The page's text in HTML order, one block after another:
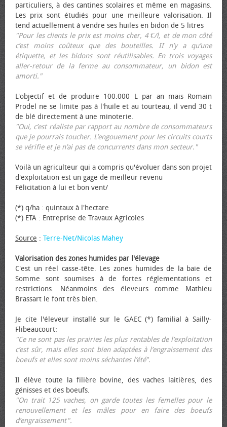
particuliers, à des cantines scolaires et même en magasins.
Les prix sont étudiés pour une meilleure valorisation. Il
tend actuellement à vendre ses huiles en bidon de 5 litres
"Pour les clients le prix est moins cher, 4 €/l, et de mon côté
c’est moins coûteux que des bouteilles. II n’y a qu’une
étiquette, et les bidons sont réutilisables. En trois voyages
aller-retour de la ferme au consommateur, un bidon est
amorti."
L'objectif et de produire 100.000 L par an mais Romain
Prodel ne se limite pas à l'huile et au tourteau, il vend 30 t
de blé directement à une minoterie.
"Oui, c’est réaliste par rapport au nombre de consommateurs
que je pourrais toucher. L’engouement pour les circuits courts
se vérifie et je n’ai pas de concurrents dans mon secteur."
Voilà un agriculteur qui a compris qu'évoluer dans son projet
d'exploitation est un gage de meilleur revenu
Félicitation à lui et bon vent/
(*) q/ha : quintaux à l'hectare
(*) ETA : Entreprise de Travaux Agricoles
Source : Terre-Net/Nicolas Mahey
Valorisation des zones humides par l'élevage
C'est un réel casse-tête. Les zones humides de la baie de
Somme sont soumises à de fortes réglementations et
restrictions. Néanmoins des éleveurs comme Mathieu
Brassart le font très bien.
Je cite l'éleveur installé sur le GAEC (*) familial à Sailly-
Flibeaucourt:
"Ce ne sont pas les prairies les plus rentables de l’exploitation
c’est sûr, mais elles sont bien adaptées à l’engraissement des
bœufs et elles sont moins séchantes l’été".
Il élève toute la filière bovine, des vaches laitières, des
génisses et des bœufs.
"On trait 125 vaches, on garde toutes les femelles pour le
renouvellement et les mâles pour en faire des bœufs
d’engraissement".